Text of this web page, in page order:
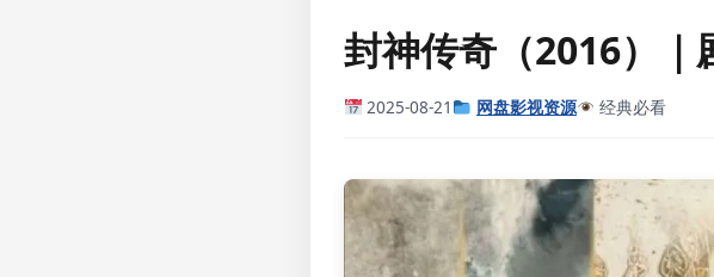
封神传奇（2016）｜
2025-08-21 网盘影视资源 经典必看